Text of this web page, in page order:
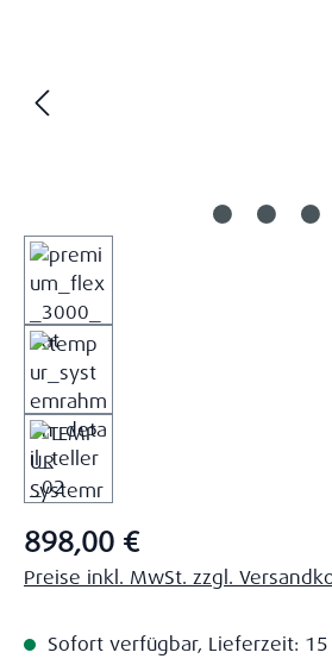
Regulärer Preis:
898,00 €
Preise inkl. MwSt. zzgl.
Sofort verfügbar, Lieferzeit: